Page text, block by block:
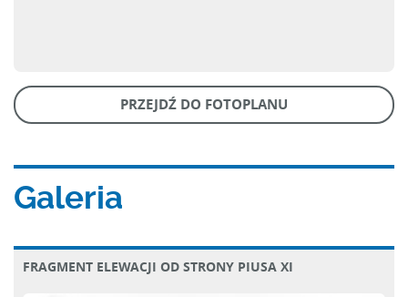
PRZEJDŹ DO FOTOPLANU
Galeria
FRAGMENT ELEWACJI OD STRONY PIUSA XI